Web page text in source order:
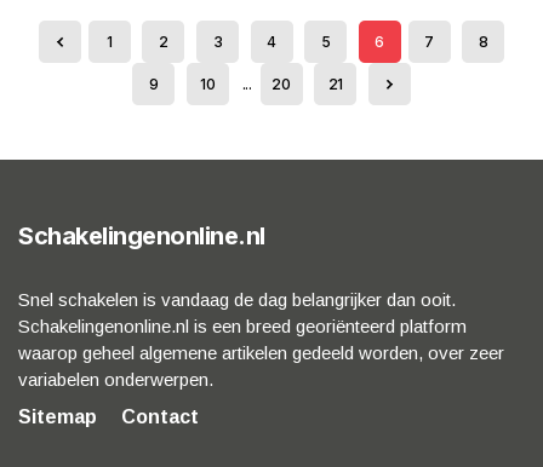
1 2 3 4 5 6 7 8
9 10 ... 20 21
Schakelingenonline.nl
Snel schakelen is vandaag de dag belangrijker dan ooit.
Schakelingenonline.nl is een breed georiënteerd platform
waarop geheel algemene artikelen gedeeld worden, over zeer
variabelen onderwerpen.
Sitemap
Contact